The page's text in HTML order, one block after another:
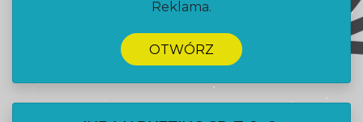
Reklama.
OTWÓRZ